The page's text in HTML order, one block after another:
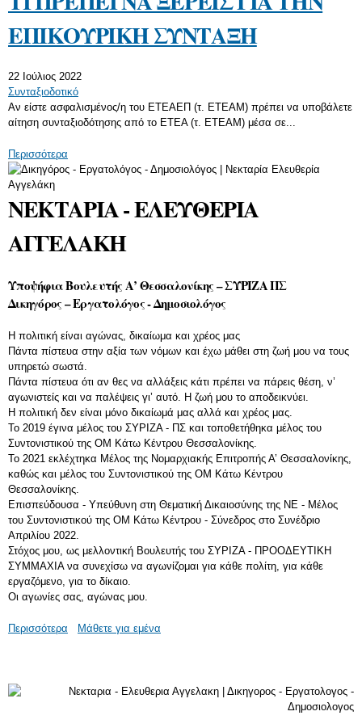
ΕΠΙΚΟΥΡΙΚΗ ΣΥΝΤΑΞΗ
22 Ιούλιος 2022
Συνταξιοδοτικό
Αν είστε ασφαλισμένος/η του ΕΤΕΑΕΠ (τ. ΕΤΕΑΜ) πρέπει να υποβάλετε
αίτηση συνταξιοδότησης από το ΕΤΕΑ (τ. ΕΤΕΑΜ) μέσα σε
Περισσότερα
ΝΕΚΤΑΡΙΑ - ΕΛΕΥΘΕΡΙΑ
ΑΓΓΕΛΑΚΗ
Υποψήφια Βουλευτής Α’ Θεσσαλονίκης – ΣΥΡΙΖΑ ΠΣ
Δικηγόρος – Εργατολόγος - Δημοσιολόγος
Η πολιτική είναι αγώνας, δικαίωμα και χρέος μας
Πάντα πίστευα στην αξία των νόμων και έχω μάθει στη ζωή μου να τους
υπηρετώ σωστά.
Πάντα πίστευα ότι αν θες να αλλάξεις κάτι πρέπει να πάρεις θέση, ν’
αγωνιστείς και να παλέψεις γι’ αυτό. Η ζωή μου το αποδεικνύει.
Η πολιτική δεν είναι μόνο δικαίωμά μας αλλά και χρέος μας.
Το 2019 έγινα μέλος του ΣΥΡΙΖΑ - ΠΣ και τοποθετήθηκα μέλος του
Συντονιστικού της ΟΜ Κάτω Κέντρου Θεσσαλονίκης.
Το 2021 εκλέχτηκα Μέλος της Νομαρχιακής Επιτροπής Α’ Θεσσαλονίκης,
καθώς και μέλος του Συντονιστικού της ΟΜ Κάτω Κέντρου
Θεσσαλονίκης.
Επισπεύδουσα - Υπεύθυνη στη Θεματική Δικαιοσύνης της ΝΕ - Μέλος
του Συντονιστικού της ΟΜ Κάτω Κέντρου - Σύνεδρος στο Συνέδριο
Απριλίου 2022.
Στόχος μου, ως μελλοντική Βουλευτής του ΣΥΡΙΖΑ - ΠΡΟΟΔΕΥΤΙΚΗ
ΣΥΜΜΑΧΙΑ να συνεχίσω να αγωνίζομαι για κάθε πολίτη, για κάθε
εργαζόμενο, για το δίκαιο.
Οι αγωνίες σας, αγώνας μου.
Περισσότερα Μάθετε για εμένα